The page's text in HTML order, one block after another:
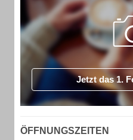
Jetzt das 1.
ÖFFNUNGSZEITEN